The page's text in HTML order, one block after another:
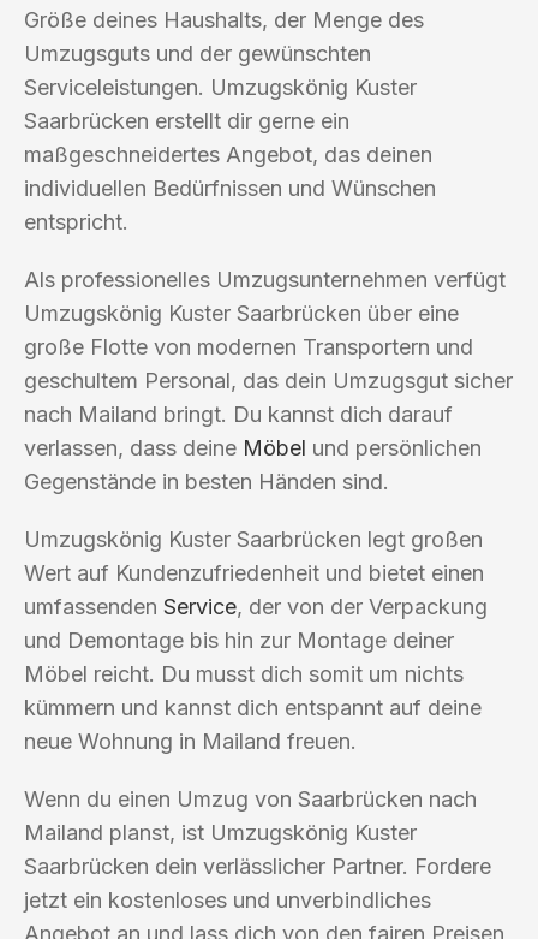
Größe deines Haushalts, der Menge des
Umzugsguts und der gewünschten
Serviceleistungen. Umzugskönig Kuster
Saarbrücken erstellt dir gerne ein
maßgeschneidertes Angebot, das deinen
individuellen Bedürfnissen und Wünschen
entspricht.
Als professionelles Umzugsunternehmen verfügt
Umzugskönig Kuster Saarbrücken über eine
große Flotte von modernen Transportern und
geschultem Personal, das dein Umzugsgut sicher
nach Mailand bringt. Du kannst dich darauf
verlassen, dass deine Möbel und persönlichen
Gegenstände in besten Händen sind.
Umzugskönig Kuster Saarbrücken legt großen
Wert auf Kundenzufriedenheit und bietet einen
umfassenden Service, der von der Verpackung
und Demontage bis hin zur Montage deiner
Möbel reicht. Du musst dich somit um nichts
kümmern und kannst dich entspannt auf deine
neue Wohnung in Mailand freuen.
Wenn du einen Umzug von Saarbrücken nach
Mailand planst, ist Umzugskönig Kuster
Saarbrücken dein verlässlicher Partner. Fordere
jetzt ein kostenloses und unverbindliches
Angebot an und lass dich von den fairen Preisen